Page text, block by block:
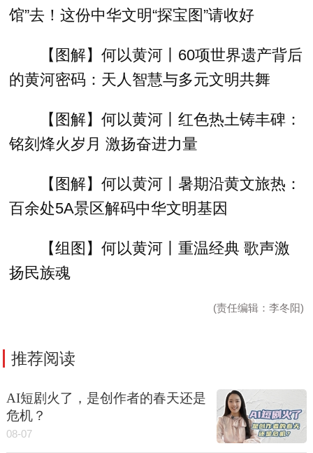
馆”去！这份中华文明“探宝图”请收好
【图解】何以黄河丨60项世界遗产背后
的黄河密码：天人智慧与多元文明共舞
【图解】何以黄河丨红色热土铸丰碑：
铭刻烽火岁月 激扬奋进力量
【图解】何以黄河丨暑期沿黄文旅热：
百余处5A景区解码中华文明基因
【组图】何以黄河丨重温经典 歌声激
扬民族魂
(责任编辑：李冬阳)
推荐阅读
AI短剧火了，是创作者的春天还是
危机？
08-07